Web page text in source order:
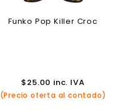
Funko Pop Killer Croc
$25.00 inc. IVA
(Precio oferta al contado)